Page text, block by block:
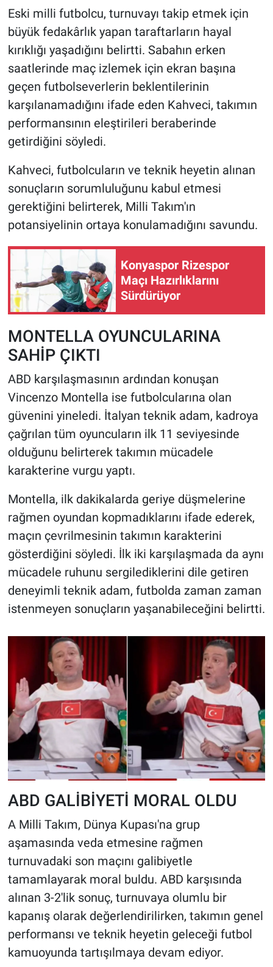
Eski milli futbolcu, turnuvayı takip etmek için
büyük fedakârlık yapan taraftarların hayal
kırıklığı yaşadığını belirtti. Sabahın erken
saatlerinde maç izlemek için ekran başına
geçen futbolseverlerin beklentilerinin
karşılanamadığını ifade eden Kahveci, takımın
performansının eleştirileri beraberinde
getirdiğini söyledi.
Kahveci, futbolcuların ve teknik heyetin alınan
sonuçların sorumluluğunu kabul etmesi
gerektiğini belirterek, Milli Takım'ın
potansiyelinin ortaya konulamadığını savundu.
Konyaspor Rizespor
Maçı Hazırlıklarını
Sürdürüyor
MONTELLA OYUNCULARINA
SAHİP ÇIKTI
ABD karşılaşmasının ardından konuşan
Vincenzo Montella ise futbolcularına olan
güvenini yineledi. İtalyan teknik adam, kadroya
çağrılan tüm oyuncuların ilk 11 seviyesinde
olduğunu belirterek takımın mücadele
karakterine vurgu yaptı.
Montella, ilk dakikalarda geriye düşmelerine
rağmen oyundan kopmadıklarını ifade ederek,
maçın çevrilmesinin takımın karakterini
gösterdiğini söyledi. İlk iki karşılaşmada da aynı
mücadele ruhunu sergilediklerini dile getiren
deneyimli teknik adam, futbolda zaman zaman
istenmeyen sonuçların yaşanabileceğini belirtti.
ABD GALİBİYETİ MORAL OLDU
A Milli Takım, Dünya Kupası'na grup
aşamasında veda etmesine rağmen
turnuvadaki son maçını galibiyetle
tamamlayarak moral buldu. ABD karşısında
alınan 3-2'lik sonuç, turnuvaya olumlu bir
kapanış olarak değerlendirilirken, takımın genel
performansı ve teknik heyetin geleceği futbol
kamuoyunda tartışılmaya devam ediyor.